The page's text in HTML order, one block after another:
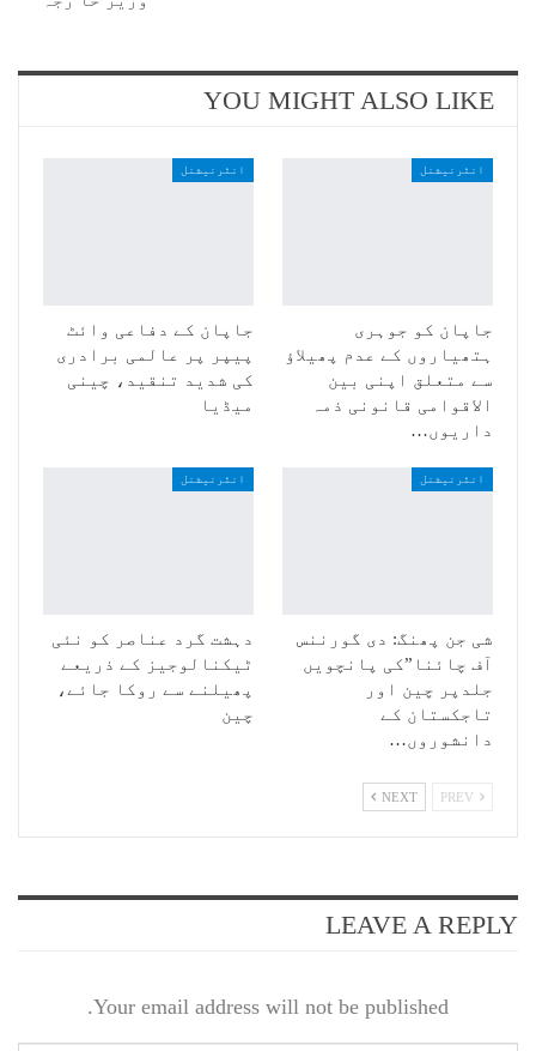
YOU MIGHT ALSO LIKE
انٹرنیشنل
جاپان کو جوہری
ہتھیاروں کے عدم پھیلاؤ
سے متعلق اپنی بین
الاقوامی قانونی ذمہ
داریوں…
انٹرنیشنل
جاپان کے دفاعی وائٹ
پیپر پر عالمی برادری
کی شدید تنقید، چینی
میڈیا
انٹرنیشنل
شی جن پھنگ: دی گورننس
آف چائنا”کی پانچویں
جلدپر چین اور
تاجکستان کے
دانشوروں…
انٹرنیشنل
دہشت گرد عناصر کو نئی
ٹیکنالوجیز کے ذریعے
پھیلنے سے روکا جائے،
چین
NEXT
LEAVE A REPLY
Your email address will not be published.